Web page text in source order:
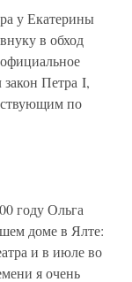
у Екатерины
в обход
закон Петра I,
по
году Ольга
доме в Ялте:
и в июле во
я очень